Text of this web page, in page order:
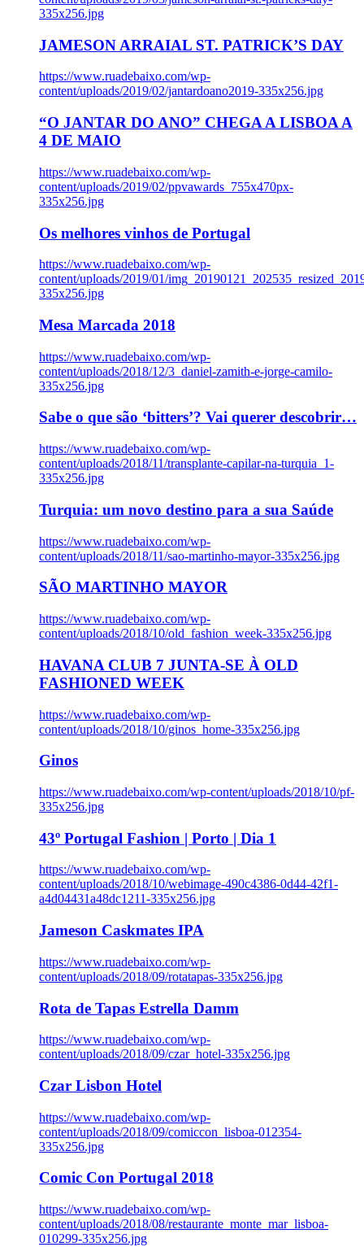
335x256.jpg
JAMESON ARRAIAL ST. PATRICK’S DAY
https://www.ruadebaixo.com/wp-
content/uploads/2019/02/jantardoano2019-335x256.jpg
“O JANTAR DO ANO” CHEGA A LISBOA A
4 DE MAIO
https://www.ruadebaixo.com/wp-
content/uploads/2019/02/ppvawards_755x470px-
335x256.jpg
Os melhores vinhos de Portugal
https://www.ruadebaixo.com/wp-
content/uploads/2019/01/
335x256.jpg
Mesa Marcada 2018
https://www.ruadebaixo.com/wp-
content/uploads/2018/12/3_daniel-zamith-e-jorge-camilo-
335x256.jpg
Sabe o que são ‘bitters’? Vai querer descobrir…
https://www.ruadebaixo.com/wp-
content/uploads/2018/11/transplante-capilar-na-turquia_1-
335x256.jpg
Turquia: um novo destino para a sua Saúde
https://www.ruadebaixo.com/wp-
content/uploads/2018/11/sao-martinho-mayor-335x256.jpg
SÃO MARTINHO MAYOR
https://www.ruadebaixo.com/wp-
content/uploads/2018/10/old_fashion_week-335x256.jpg
HAVANA CLUB 7 JUNTA-SE À OLD
FASHIONED WEEK
https://www.ruadebaixo.com/wp-
content/uploads/2018/10/ginos_home-335x256.jpg
Ginos
https://www.ruadebaixo.com/wp-content/uploads/2018/10/pf-
335x256.jpg
43º Portugal Fashion | Porto | Dia 1
https://www.ruadebaixo.com/wp-
content/uploads/2018/10/webimage-490c4386-0d44-42f1-
a4d04431a48dc1211-335x256.jpg
Jameson Caskmates IPA
https://www.ruadebaixo.com/wp-
content/uploads/2018/09/rotatapas-335x256.jpg
Rota de Tapas Estrella Damm
https://www.ruadebaixo.com/wp-
content/uploads/2018/09/czar_hotel-335x256.jpg
Czar Lisbon Hotel
https://www.ruadebaixo.com/wp-
content/uploads/2018/09/comiccon_lisboa-012354-
335x256.jpg
Comic Con Portugal 2018
https://www.ruadebaixo.com/wp-
content/uploads/2018/08/restaurante_monte_mar_lisboa-
010299-335x256.jpg